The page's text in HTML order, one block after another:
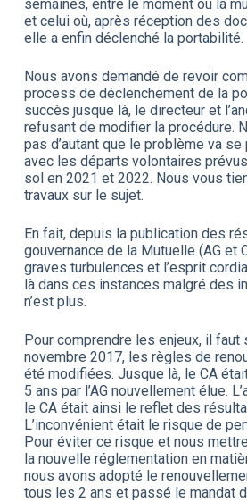
semaines, entre le moment où la
et celui où, après réception des
elle a enfin déclenché la portabilité.
Nous avons demandé de revoir
process de déclenchement de la
succès jusque là, le directeur et
refusant de modifier la procédure.
pas d’autant que le problème va se
avec les départs volontaires
sol en 2021 et 2022. Nous vous
travaux sur le sujet.
En fait, depuis la publication des
gouvernance de la Mutuelle (AG et
graves turbulences et l’esprit
là dans ces instances malgré des
n’est plus.
Pour comprendre les enjeux, il faut
novembre 2017, les règles de
été modifiées. Jusque là, le CA
5 ans par l’AG nouvellement élue.
le CA était ainsi le reflet des
L’inconvénient était le risque de
Pour éviter ce risque et nous
la nouvelle réglementation en
nous avons adopté le
tous les 2 ans et passé le mandat